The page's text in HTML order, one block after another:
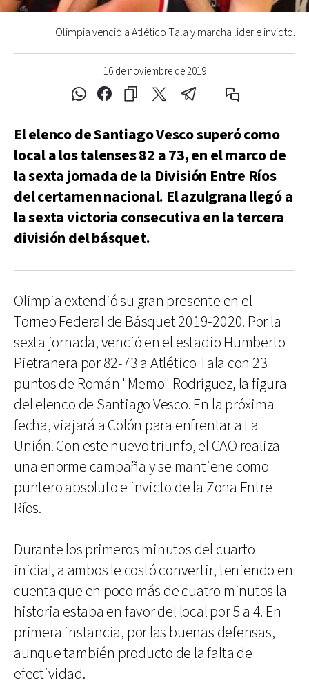
16 de noviembre de 2019
Olimpia venció a Atlético Tala y marcha líder e invicto.
El elenco de Santiago Vesco superó como
local a los talenses 82 a 73, en el marco de
la sexta jornada de la División Entre Ríos
del certamen nacional. El azulgrana llegó a
la sexta victoria consecutiva en la tercera
división del básquet.
Olimpia extendió su gran presente en el
Torneo Federal de Básquet 2019-2020. Por la
sexta jornada, venció en el estadio Humberto
Pietranera por 82-73 a Atlético Tala con 23
puntos de Román "Memo" Rodríguez, la figura
del elenco de Santiago Vesco. En la próxima
fecha, viajará a Colón para enfrentar a La
Unión. Con este nuevo triunfo, el CAO realiza
una enorme campaña y se mantiene como
puntero absoluto e invicto de la Zona Entre
Ríos.
Durante los primeros minutos del cuarto
inicial, a ambos le costó convertir, teniendo en
cuenta que en poco más de cuatro minutos la
historia estaba en favor del local por 5 a 4. En
primera instancia, por las buenas defensas,
aunque también producto de la falta de
efectividad.